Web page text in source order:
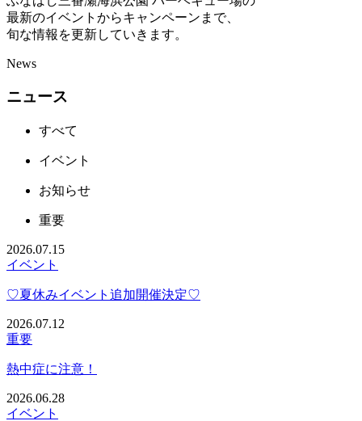
最新のイベントからキャンペーンまで、
旬な情報を更新していきます。
News
ニュース
すべて
イベント
お知らせ
重要
2026.07.15
イベント
♡夏休みイベント追加開催決定♡
2026.07.12
重要
熱中症に注意！
2026.06.28
イベント